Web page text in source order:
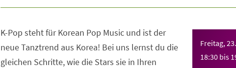
Freitag,
18:30 bis
K-Pop steht für Korean Pop Music und ist der
neue Tanztrend aus Korea! Bei uns lernst du die
gleichen Schritte, wie die Stars sie in Ihren